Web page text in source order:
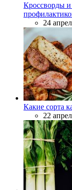
Кроссворды и
24
Какие сорта
22